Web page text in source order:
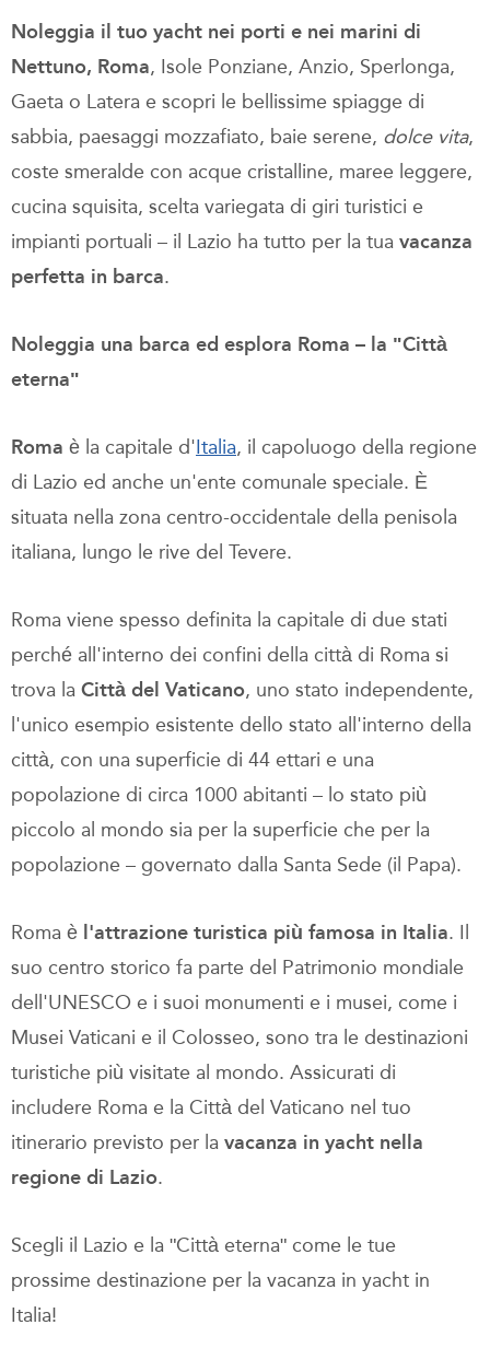
Noleggia il tuo yacht nei porti e nei marini di
Nettuno, Roma, Isole Ponziane, Anzio, Sperlonga,
Gaeta o Latera e scopri le bellissime spiagge di
sabbia, paesaggi mozzafiato, baie serene, dolce vita,
coste smeralde con acque cristalline, maree leggere,
cucina squisita, scelta variegata di giri turistici e
impianti portuali – il Lazio ha tutto per la tua vacanza
perfetta in barca.
Noleggia una barca ed esplora Roma – la ʺCittà
eternaʺ
Roma è la capitale d'Italia, il capoluogo della regione
di Lazio ed anche un'ente comunale speciale. È
situata nella zona centro-occidentale della penisola
italiana, lungo le rive del Tevere.
Roma viene spesso definita la capitale di due stati
perché all'interno dei confini della città di Roma si
trova la Città del Vaticano, uno stato independente,
l'unico esempio esistente dello stato all'interno della
città, con una superficie di 44 ettari e una
popolazione di circa 1000 abitanti – lo stato più
piccolo al mondo sia per la superficie che per la
popolazione – governato dalla Santa Sede (il Papa).
Roma è l'attrazione turistica più famosa in Italia. Il
suo centro storico fa parte del Patrimonio mondiale
dell'UNESCO e i suoi monumenti e i musei, come i
Musei Vaticani e il Colosseo, sono tra le destinazioni
turistiche più visitate al mondo. Assicurati di
includere Roma e la Città del Vaticano nel tuo
itinerario previsto per la vacanza in yacht nella
regione di Lazio.
Scegli il Lazio e la ʺCittà eternaʺ come le tue
prossime destinazione per la vacanza in yacht in
Italia!